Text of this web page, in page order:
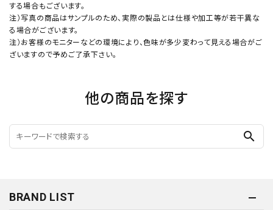
する場合もございます。
注）写真の商品はサンプルのため、実際の製品とは仕様や加工等が若干異な
る場合がございます。
注）お客様のモニターなどの環境により、色味が多少変わって見える場合がご
ざいますので予めご了承下さい。
他の商品を探す
search
BRAND LIST